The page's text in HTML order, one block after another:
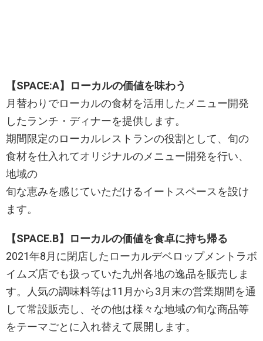
【SPACE:A】ローカルの価値を味わう
月替わりでローカルの食材を活用したメニュー開発
したランチ・ディナーを提供します。
期間限定のローカルレストランの役割として、旬の
食材を仕入れてオリジナルのメニュー開発を行い、
地域の
旬な恵みを感じていただけるイートスペースを設け
ます。
【SPACE.B】ローカルの価値を食卓に持ち帰る
2021年8月に閉店したローカルデベロップメントラボ
イムズ店でも扱っていた九州各地の逸品を販売しま
す。人気の調味料等は11月から3月末の営業期間を通
して常設販売し、その他は様々な地域の旬な商品等
をテーマごとに入れ替えて展開します。